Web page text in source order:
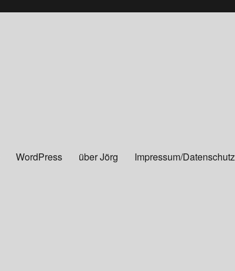
WordPress über Jörg
Impressum/Datenschutz